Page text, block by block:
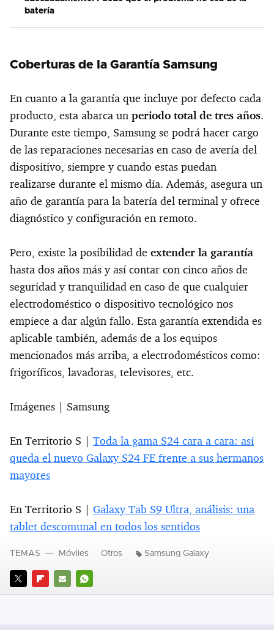
batería
Coberturas de la Garantía Samsung
En cuanto a la garantía que incluye por defecto cada
producto, esta abarca un periodo total de tres años.
Durante este tiempo, Samsung se podrá hacer cargo
de las reparaciones necesarias en caso de avería del
dispositivo, siempre y cuando estas puedan
realizarse durante el mismo día. Además, asegura un
año de garantía para la batería del terminal y ofrece
diagnóstico y configuración en remoto.
Pero, existe la posibilidad de extender la garantía
hasta dos años más y así contar con cinco años de
seguridad y tranquilidad en caso de que cualquier
electrodoméstico o dispositivo tecnológico nos
empiece a dar algún fallo. Esta garantía extendida es
aplicable también, además de a los equipos
mencionados más arriba, a electrodomésticos como:
frigoríficos, lavadoras, televisores, etc.
Imágenes | Samsung
En Territorio S | Toda la gama S24 cara a cara: así
queda el nuevo Galaxy S24 FE frente a sus hermanos
mayores
En Territorio S | Galaxy Tab S9 Ultra, análisis: una
tablet descomunal en todos los sentidos
TWITTERFLIPBOARD
E- WHATSAPP
TEMAS Móviles Otros Samsung Galaxy